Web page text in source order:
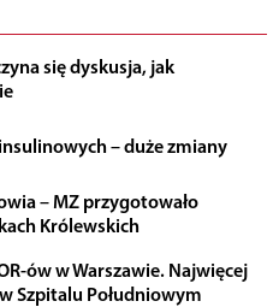
się dyskusja, jak
– duże zmiany
– MZ przygotowało
Królewskich
ów w Warszawie. Najwięcej
Szpitalu Południowym